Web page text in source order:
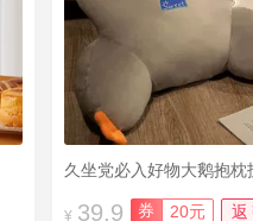
久坐党必入好物大鹅抱枕
¥ 39.9 券 20元 返